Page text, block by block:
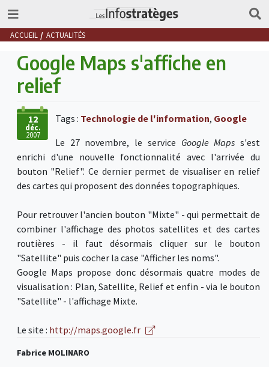
ACCUEIL ACTUALITÉS
Google Maps s'affiche en
relief
12
déc.
2007
Tags : Technologie de l'information, Google
Le 27 novembre, le service Google Mapss'est
enrichi d'une nouvelle fonctionnalité avec l'arrivée du
bouton "Relief". Ce dernier permet de visualiser en relief
des cartes qui proposent des données topographiques.
Pour retrouver l'ancien bouton "Mixte" - qui permettait de
combiner l'affichage des photos satellites et des cartes
routières - il faut désormais cliquer sur le bouton
"Satellite" puis cocher la case "Afficher les noms".
Google Maps propose donc désormais quatre modes de
visualisation : Plan, Satellite, Relief et enfin - via le bouton
"Satellite" - l'affichage Mixte.
Le site : http://maps.google.fr
Fabrice MOLINARO